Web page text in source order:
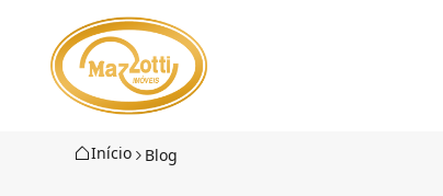
Início Blog